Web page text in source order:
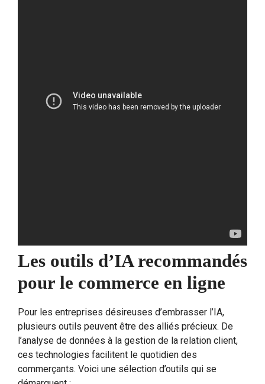
Les outils d’IA recommandés
pour le commerce en ligne
Pour les entreprises désireuses d’embrasser l’IA,
plusieurs outils peuvent être des alliés précieux. De
l’analyse de données à la gestion de la relation client,
ces technologies facilitent le quotidien des
commerçants. Voici une sélection d’outils qui se